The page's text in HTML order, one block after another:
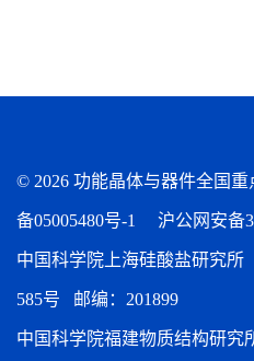
© 2026 功能晶体与器件全国
备05005480号-1 沪公网安备
中国科学院上海硅酸盐研究
585号 邮编：201899
中国科学院福建物质结构研